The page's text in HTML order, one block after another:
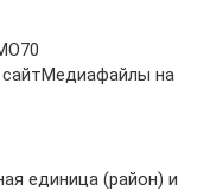
на
единица (район) и